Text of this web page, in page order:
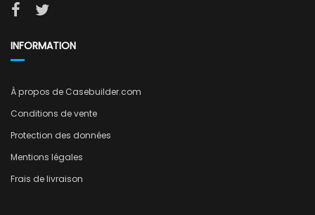
INFORMATION
À propos de Casebuilder.com
Conditions de vente
Protection des données
Mentions légales
Frais de livraison